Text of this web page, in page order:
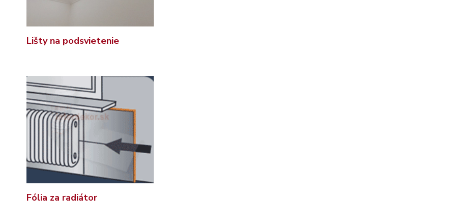
Lišty na podsvietenie
Fólia za radiátor